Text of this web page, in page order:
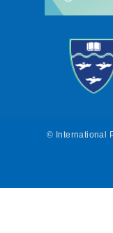
© International